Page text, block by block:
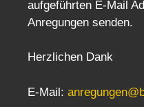
aufgeführten E-Mail
Anregungen senden.
Herzlichen Dank
E-Mail: